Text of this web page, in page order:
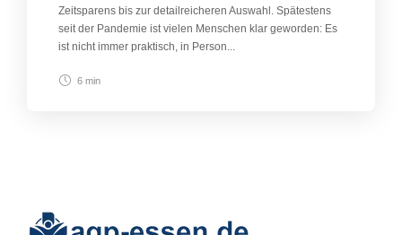
Zeitsparens bis zur detailreicheren Auswahl. Spätestens
seit der Pandemie ist vielen Menschen klar geworden: Es
ist nicht immer praktisch, in Person...
6 min